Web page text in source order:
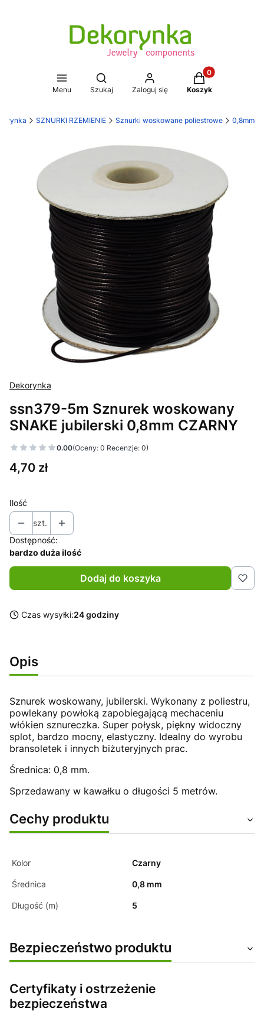
Menu
Otwórz wyszukiwarkę
Szukaj Zaloguj się
Produkty w
Koszyk
SZNURKI RZEMIENIE Sznurki woskowane poliestrowe 0,8mm
Dekorynka
ssn379-5m Sznurek woskowany
SNAKE jubilerski 0,8mm CZARNY
0.00(Oceny: 0 Recenzje: 0)
Cena
4,70 zł
Ilość
szt.
Dostępność:
bardzo duża ilość
Dodaj do koszyka
Czas wysyłki:24 godziny
Opis
Sznurek woskowany, jubilerski. Wykonany z poliestru,
powlekany powłoką zapobiegającą mechaceniu
włókien sznureczka. Super połysk, piękny widoczny
splot, bardzo mocny, elastyczny. Idealny do wyrobu
bransoletek i innych biżuteryjnych prac.
Średnica: 0,8 mm.
Sprzedawany w kawałku o długości 5 metrów.
Cechy produktu
Kolor Czarny
Średnica 0,8 mm
Długość (m) 5
Bezpieczeństwo produktu
Certyfikaty i ostrzeżenie
bezpieczeństwa